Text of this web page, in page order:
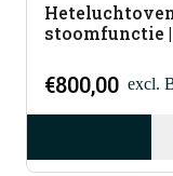
stoomfunctie |
€800,00 excl.